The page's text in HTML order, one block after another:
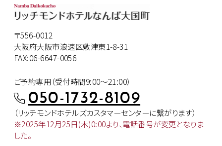
〒556-0012
大阪府大阪市浪速区敷津東1-8-31
FAX:06-6647-0056
ご予約専用（受付時間9:00～21:00）
050-1732-8109
（リッチモンドホテルズカスタマーセンターに繋がります）
※2025年12月25日(木)0:00より、電話番号が変更となりま
した。